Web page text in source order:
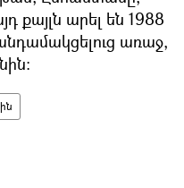
քայլն արել են 1988
առաջ,